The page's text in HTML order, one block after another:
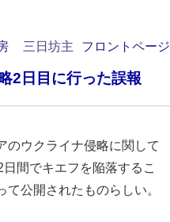
三日坊主 フロントページ
2日目に行った誤報
のウクライナ侵略に関して
間でキエフを陥落するこ
公開されたものらしい。